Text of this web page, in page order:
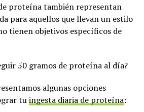
proteína también representan
para aquellos que llevan un estilo
tienen objetivos específicos de
50 gramos de proteína al día?
algunas opciones
tuingesta diaria de proteína: